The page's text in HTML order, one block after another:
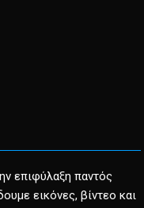
επιφύλαξη παντός
εικόνες, βίντεο και